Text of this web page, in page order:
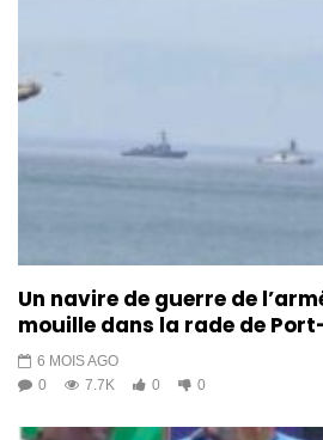
Un navire de guerre de
mouille dans la rade de
6 MOIS AGO
0
7.7K 0 0